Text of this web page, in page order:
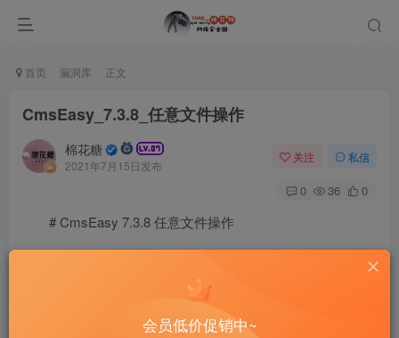
首页 漏洞库 正文
CmsEasy_7.3.8_任意文件操作
棉花糖
2021年7月15日发布
关注 私信
0 36 0
# CmsEasy 7.3.8 任意文件操作
会员低价促销中~